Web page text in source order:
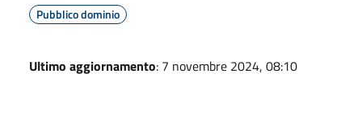
Pubblico dominio
Ultimo aggiornamento: 7 novembre 2024, 08:10